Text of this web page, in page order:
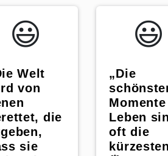
😃️
Welt
von
die
sie
😃️
„Die
Leben
oft die